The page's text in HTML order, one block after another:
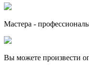
Мастера -
Вы можете произвести